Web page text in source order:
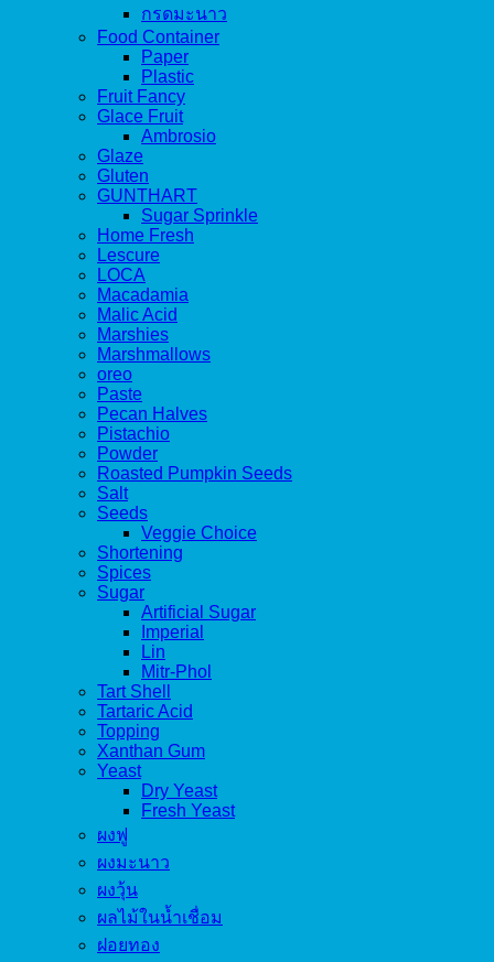
กรดมะนาว
Food Container
Paper
Plastic
Fruit Fancy
Glace Fruit
Ambrosio
Glaze
Gluten
GUNTHART
Sugar Sprinkle
Home Fresh
Lescure
LOCA
Macadamia
Malic Acid
Marshies
Marshmallows
oreo
Paste
Pecan Halves
Pistachio
Powder
Roasted Pumpkin Seeds
Salt
Seeds
Veggie Choice
Shortening
Spices
Sugar
Artificial Sugar
Imperial
Lin
Mitr-Phol
Tart Shell
Tartaric Acid
Topping
Xanthan Gum
Yeast
Dry Yeast
Fresh Yeast
ผงฟู
ผงมะนาว
ผงวุ้น
ผลไม้ในน้ำเชื่อม
ฝอยทอง